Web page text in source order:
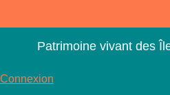
contenu
Patrimoine vivant des
Connexion